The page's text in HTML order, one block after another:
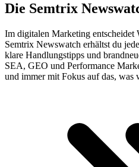
Die Semtrix
Im digitalen Marketing entscheidet
Semtrix Newswatch erhältst du
klare Handlungstipps und
SEA, GEO und Performance
und immer mit Fokus auf das, was